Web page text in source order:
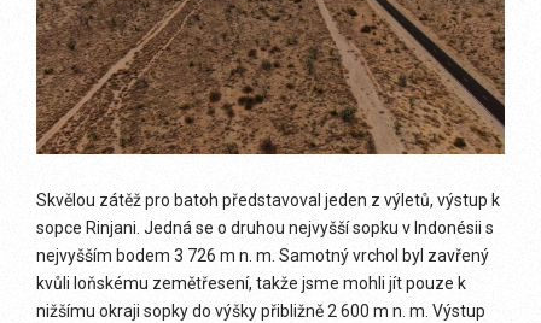
Skvělou zátěž pro batoh představoval jeden z výletů, výstup k
sopce Rinjani. Jedná se o druhou nejvyšší sopku v Indonésii s
nejvyšším bodem 3 726 m n. m. Samotný vrchol byl zavřený
kvůli loňskému zemětřesení, takže jsme mohli jít pouze k
nižšímu okraji sopky do výšky přibližně 2 600 m n. m. Výstup